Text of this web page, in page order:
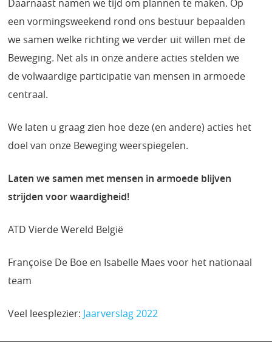
Daarnaast namen we tijd om plannen te maken. Op
een vormingsweekend rond ons bestuur bepaalden
we samen welke richting we verder uit willen met de
Beweging. Net als in onze andere acties stelden we
de volwaardige participatie van mensen in armoede
centraal.
We laten u graag zien hoe deze (en andere) acties het
doel van onze Beweging weerspiegelen.
Laten we samen met mensen in armoede blijven
strijden voor waardigheid!
ATD Vierde Wereld België
Françoise De Boe en Isabelle Maes voor het nationaal
team
Veel leesplezier: Jaarverslag 2022